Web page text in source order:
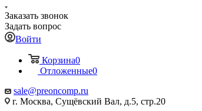
Заказать звонок
Задать вопрос
Войти
Корзина0
Отложенные0
sale@preoncomp.ru
г. Москва, Сущёвский Вал, д.5, стр.20